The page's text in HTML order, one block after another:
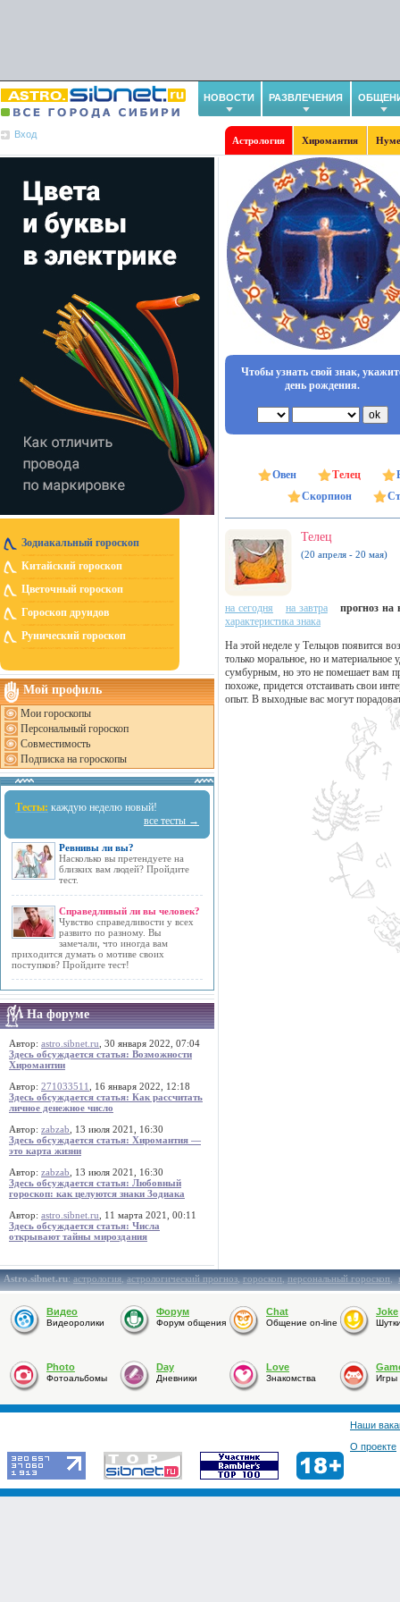
НОВОСТИ РАЗВЛЕЧЕНИЯ
Вход
Астрология Хиромантия
Зодиакальный гороскоп
Китайский гороскоп
Цветочный гороскоп
Гороскоп друидов
Рунический гороскоп
Мой профиль
Мои гороскопы
Персональный гороскоп
Совместимость
Подписка на гороскопы
Тесты: каждую неделю новый!
все тесты →
Ревнивы ли вы?
Насколько вы претендуете на
близких вам людей? Пройдите
тест.
Справедливый ли вы человек?
Чувство справедливости у всех
развито по разному. Вы
замечали, что иногда вам
приходится думать о мотиве своих
поступков? Пройдите тест!
На форуме
Автор: astro.sibnet.ru , 30 января 2022, 07:04
Здесь обсуждается статья: Возможности
Хиромантии
Автор: 271033511
, 16 января 2022, 12:18
Здесь обсуждается статья: Как рассчитать
личное денежное число
Автор: zabzab , 13 июля 2021, 16:30
Здесь обсуждается статья: Хиромантия —
это карта жизни
Автор: zabzab , 13 июля 2021, 16:30
Здесь обсуждается статья: Любовный
гороскоп: как целуются знаки Зодиака
Автор: astro.sibnet.ru , 11 марта 2021, 00:11
Здесь обсуждается статья: Числа
открывают тайны мироздания
Чтобы узнать свой знак,
день рождения.
Овен Телец
Скорпион
Телец
(20 апреля - 20 мая)
на сегодня на завтра
прогноз на
характеристика знака
На этой неделе у Тельцов появится
только моральное, но и
сумбурным, но это не помешает вам
похоже, придется отстаивать свои
опыт. В выходные вас могут
Astro.sibnet.ru:астрология,астрологический прогноз,гороскоп,персональный гороскоп,
Видео
Видеоролики
Форум
Форум общения
Chat
Общение on-line
Joke
Photo
Фотоальбомы
Day
Дневники
Love
Знакомства Игры
Наши
О проекте